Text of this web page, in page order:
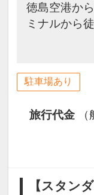
徳島空港か
ミナルから
駐車場あり
旅行代金
【スタン